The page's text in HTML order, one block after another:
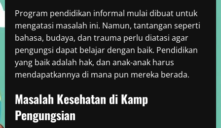
Program pendidikan informal mulai dibuat untuk
mengatasi masalah ini. Namun, tantangan seperti
bahasa, budaya, dan trauma perlu diatasi agar
pengungsi dapat belajar dengan baik. Pendidikan
yang baik adalah hak, dan anak-anak harus
mendapatkannya di mana pun mereka berada.
Masalah Kesehatan di Kamp
Pengungsian